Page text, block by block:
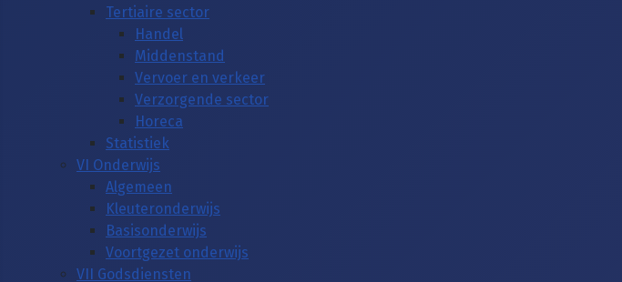
Tertiaire sector
Handel
Middenstand
Vervoer en verkeer
Verzorgende sector
Horeca
Statistiek
VI Onderwijs
Algemeen
Kleuteronderwijs
Basisonderwijs
Voortgezet onderwijs
VII Godsdiensten